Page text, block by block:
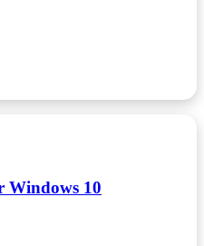
Windows 10